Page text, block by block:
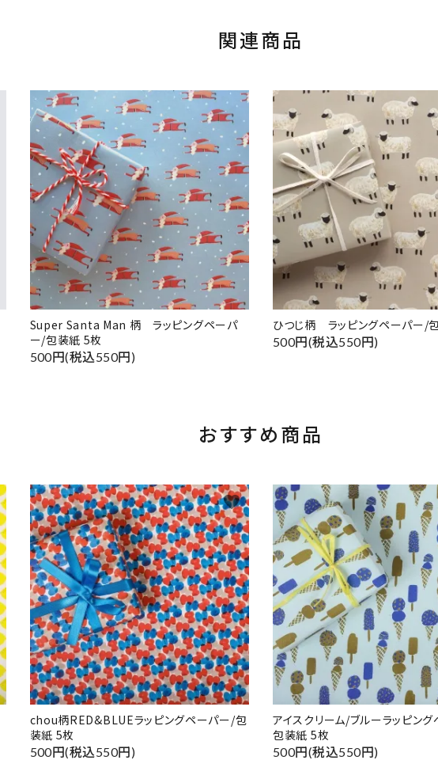
関連商品
Super Santa Man 柄 ラッピングペーパ
ー/包装紙 5枚
500円(税込550円)
ひつじ柄 ラッピングペーパー/
500円(税込550円)
おすすめ商品
chou柄RED&BLUEラッピングペーパー/包
装紙 5枚
500円(税込550円)
favorite
アイスクリーム/ブルーラッピン
包装紙 5枚
500円(税込550円)